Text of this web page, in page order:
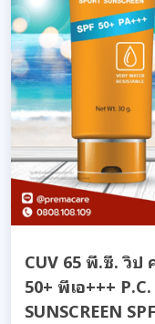
CUV 65 พี.ซี. วิ
50+ พีเอ+++
SUNSCREEN